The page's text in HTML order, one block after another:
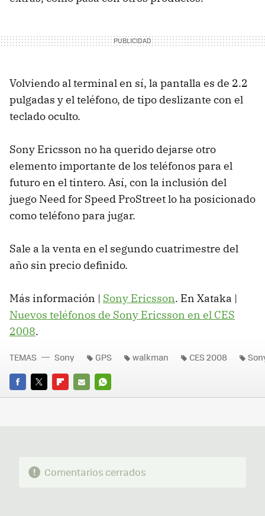
Volviendo al terminal en sí, la pantalla es de 2.2
pulgadas y el teléfono, de tipo deslizante con el
teclado oculto.
Sony Ericsson no ha querido dejarse otro
elemento importante de los teléfonos para el
futuro en el tintero. Así, con la inclusión del
juego Need for Speed ProStreet lo ha posicionado
como teléfono para jugar.
Sale a la venta en el segundo cuatrimestre del
año sin precio definido.
Más información | Sony Ericsson. En Xataka |
Nuevos teléfonos de Sony Ericsson en el CES
2008.
FACEBOOK
TWITTERFLIPBOARD
E-
WHATSAPP
TEMAS Sony GPS walkman CES 2008
Comentarios cerrados